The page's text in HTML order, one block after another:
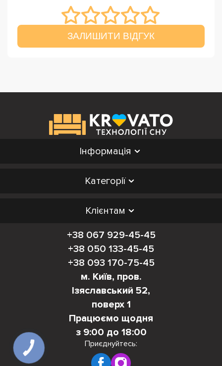
ЗАЛИШИТИ ВІДГУК
Інформація
Категорії
Клієнтам
+38 067 929-45-45
+38 050 133-45-45
+38 093 170-75-45
м. Київ, пров.
Ізяславський 52,
поверх 1
Працюємо щодня
з 9:00 до 18:00
Приєднуйтесь:
КНОПКА
ЗВ'ЯЗКУ